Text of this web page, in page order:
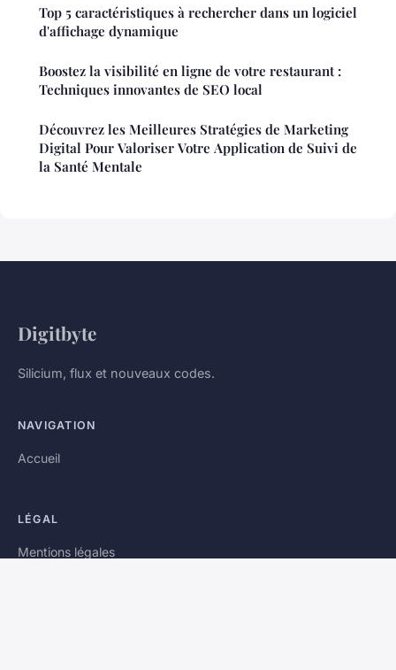
Top 5 caractéristiques à rechercher dans un logiciel
d'affichage dynamique
Boostez la visibilité en ligne de votre restaurant :
Techniques innovantes de SEO local
Découvrez les Meilleures Stratégies de Marketing
Digital Pour Valoriser Votre Application de Suivi de
la Santé Mentale
Digitbyte
Silicium, flux et nouveaux codes.
NAVIGATION
Accueil
LÉGAL
Mentions légales